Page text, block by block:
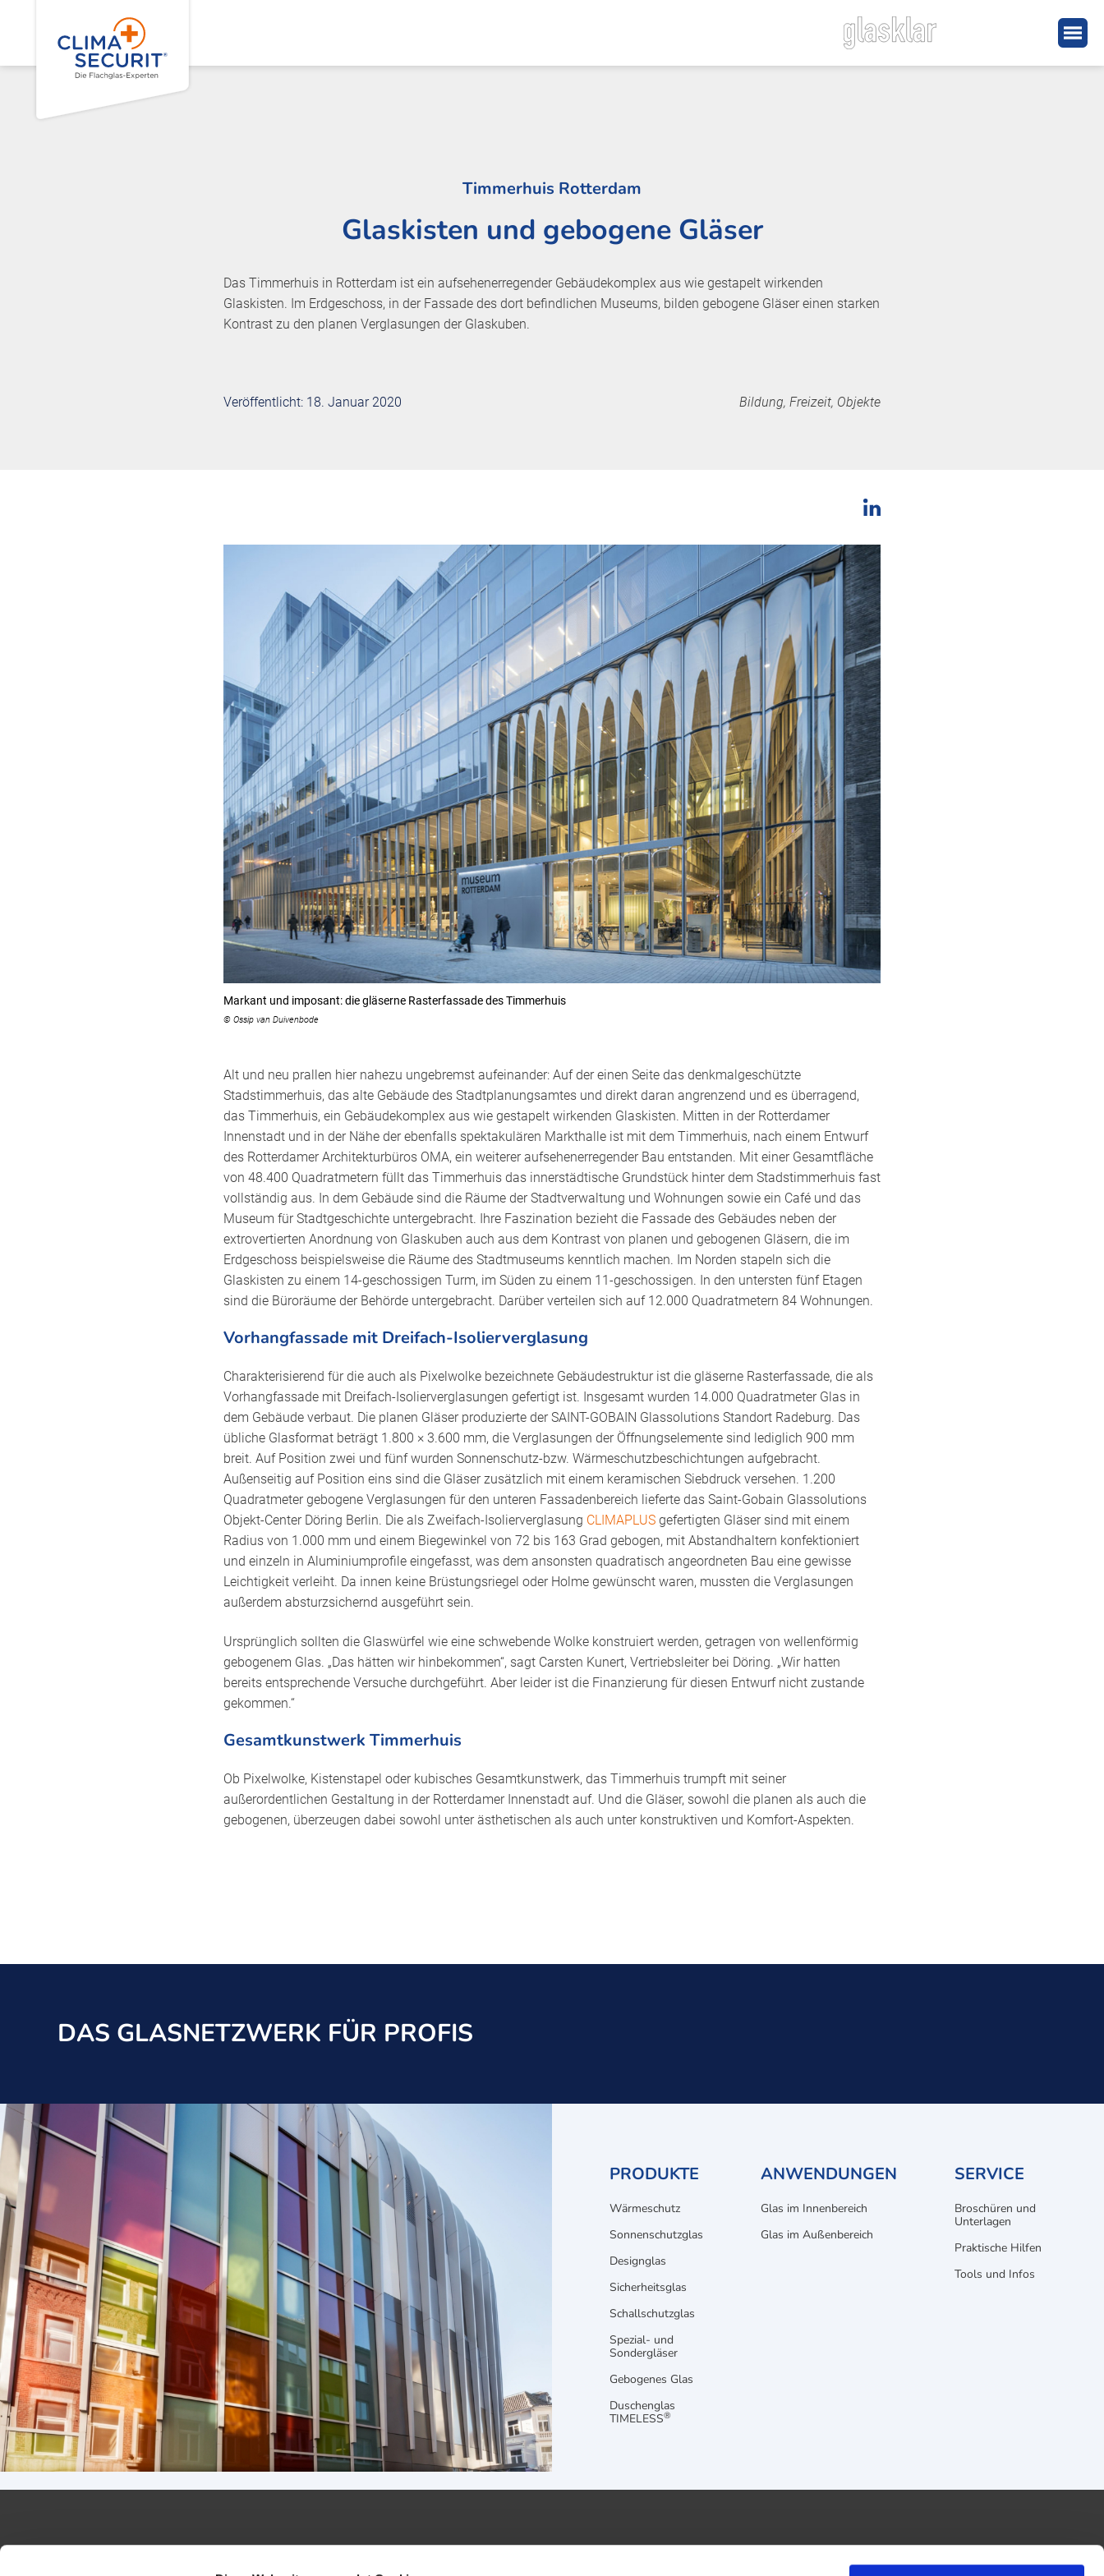
Timmerhuis Rotterdam
Glaskisten und gebogene Gläser
Das Timmerhuis in Rotterdam ist ein aufsehenerregender Gebäudekomplex aus wie gestapelt wirkenden
Glaskisten. Im Erdgeschoss, in der Fassade des dort befindlichen Museums, bilden gebogene Gläser einen starken
Kontrast zu den planen Verglasungen der Glaskuben.
Veröffentlicht: 18. Januar 2020 Bildung, Freizeit, Objekte
Markant und imposant: die gläserne Rasterfassade des Timmerhuis
© Ossip van Duivenbode
Alt und neu prallen hier nahezu ungebremst aufeinander: Auf der einen Seite das denkmalgeschützte
Stadstimmerhuis, das alte Gebäude des Stadtplanungsamtes und direkt daran angrenzend und es überragend,
das Timmerhuis, ein Gebäudekomplex aus wie gestapelt wirkenden Glaskisten. Mitten in der Rotterdamer
Innenstadt und in der Nähe der ebenfalls spektakulären Markthalle ist mit dem Timmerhuis, nach einem Entwurf
des Rotterdamer Architekturbüros OMA, ein weiterer aufsehenerregender Bau entstanden. Mit einer Gesamtfläche
von 48.400 Quadratmetern füllt das Timmerhuis das innerstädtische Grundstück hinter dem Stadstimmerhuis fast
vollständig aus. In dem Gebäude sind die Räume der Stadtverwaltung und Wohnungen sowie ein Café und das
Museum für Stadtgeschichte untergebracht. Ihre Faszination bezieht die Fassade des Gebäudes neben der
extrovertierten Anordnung von Glaskuben auch aus dem Kontrast von planen und gebogenen Gläsern, die im
Erdgeschoss beispielsweise die Räume des Stadtmuseums kenntlich machen. Im Norden stapeln sich die
Glaskisten zu einem 14-geschossigen Turm, im Süden zu einem 11-geschossigen. In den untersten fünf Etagen
sind die Büroräume der Behörde untergebracht. Darüber verteilen sich auf 12.000 Quadratmetern 84 Wohnungen.
Vorhangfassade mit Dreifach-Isolierverglasung
Charakterisierend für die auch als Pixelwolke bezeichnete Gebäudestruktur ist die gläserne Rasterfassade, die als
Vorhangfassade mit Dreifach-Isolierverglasungen gefertigt ist. Insgesamt wurden 14.000 Quadratmeter Glas in
dem Gebäude verbaut. Die planen Gläser produzierte der SAINT-GOBAIN Glassolutions Standort Radeburg. Das
übliche Glasformat beträgt 1.800 × 3.600 mm, die Verglasungen der Öffnungselemente sind lediglich 900 mm
breit. Auf Position zwei und fünf wurden Sonnenschutz-bzw. Wärmeschutzbeschichtungen aufgebracht.
Außenseitig auf Position eins sind die Gläser zusätzlich mit einem keramischen Siebdruck versehen. 1.200
Quadratmeter gebogene Verglasungen für den unteren Fassadenbereich lieferte das Saint-Gobain Glassolutions
Objekt-Center Döring Berlin. Die als Zweifach-Isolierverglasung CLIMAPLUS gefertigten Gläser sind mit einem
Radius von 1.000 mm und einem Biegewinkel von 72 bis 163 Grad gebogen, mit Abstandhaltern konfektioniert
und einzeln in Aluminiumprofile eingefasst, was dem ansonsten quadratisch angeordneten Bau eine gewisse
Leichtigkeit verleiht. Da innen keine Brüstungsriegel oder Holme gewünscht waren, mussten die Verglasungen
außerdem absturzsichernd ausgeführt sein.
Ursprünglich sollten die Glaswürfel wie eine schwebende Wolke konstruiert werden, getragen von wellenförmig
gebogenem Glas. „Das hätten wir hinbekommen“, sagt Carsten Kunert, Vertriebsleiter bei Döring. „Wir hatten
bereits entsprechende Versuche durchgeführt. Aber leider ist die Finanzierung für diesen Entwurf nicht zustande
gekommen.“
Gesamtkunstwerk Timmerhuis
Ob Pixelwolke, Kistenstapel oder kubisches Gesamtkunstwerk, das Timmerhuis trumpft mit seiner
außerordentlichen Gestaltung in der Rotterdamer Innenstadt auf. Und die Gläser, sowohl die planen als auch die
gebogenen, überzeugen dabei sowohl unter ästhetischen als auch unter konstruktiven und Komfort-Aspekten.
DAS GLASNETZWERK FÜR PROFIS
PRODUKTE
Wärmeschutz
Sonnenschutzglas
Designglas
Sicherheitsglas
Schallschutzglas
Spezial- und
Sondergläser
Gebogenes Glas
Duschenglas
TIMELESS®
ANWENDUNGEN
Glas im Innenbereich
Glas im Außenbereich
SERVICE
Broschüren und
Unterlagen
Praktische Hilfen
Tools und Infos